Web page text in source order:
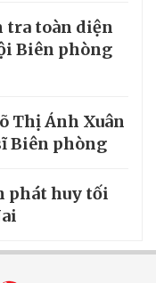
tra toàn diện
Biên phòng
Thị Ánh Xuân
Biên phòng
phát huy tối